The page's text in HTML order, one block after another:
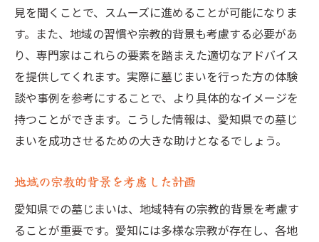
法規制をクリアするための準備
墓じまいに関する法的相談の活用方法
改葬手続きでよくあるトラブルとその回避
法
行政担当者とのコミュニケーションのコツ
成功する墓じまいのためのノウハウと注意点
家族間の意見調整の進め方
予算管理のポイントと見積もりの取り方
専門家の意見を活かした計画策定
見を聞くことで、スムーズに進めることが可能になりま
す。また、地域の習慣や宗教的背景も考慮する必要があ
り、専門家はこれらの要素を踏まえた適切なアドバイス
を提供してくれます。実際に墓じまいを行った方の体験
談や事例を参考にすることで、より具体的なイメージを
持つことができます。こうした情報は、愛知県での墓じ
まいを成功させるための大きな助けとなるでしょう。
地域の宗教的背景を考慮した計画
愛知県での墓じまいは、地域特有の宗教的背景を考慮す
ることが重要です。愛知には多様な宗教が存在し、各地